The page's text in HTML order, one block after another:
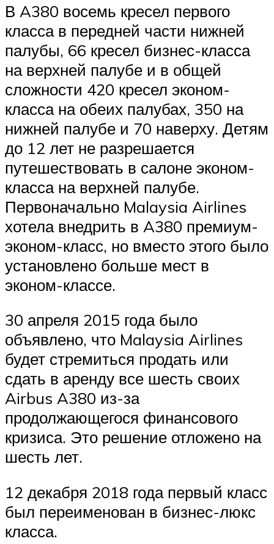
В A380 восемь кресел первого
класса в передней части нижней
палубы, 66 кресел бизнес-класса
на верхней палубе и в общей
сложности 420 кресел эконом-
класса на обеих палубах, 350 на
нижней палубе и 70 наверху. Детям
до 12 лет не разрешается
путешествовать в салоне эконом-
класса на верхней палубе.
Первоначально Malaysia Airlines
хотела внедрить в A380 премиум-
эконом-класс, но вместо этого было
установлено больше мест в
эконом-классе.
30 апреля 2015 года было
объявлено, что Malaysia Airlines
будет стремиться продать или
сдать в аренду все шесть своих
Airbus A380 из-за
продолжающегося финансового
кризиса. Это решение отложено на
шесть лет.
12 декабря 2018 года первый класс
был переименован в бизнес-люкс
класса.